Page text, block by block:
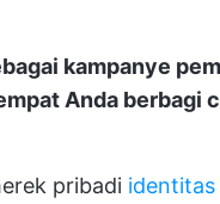
kampanye
Anda berbagi
pribadi identitas